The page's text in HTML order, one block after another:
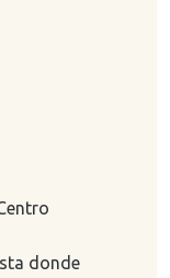
donde